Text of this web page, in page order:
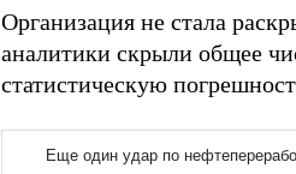
Организация не стала
аналитики скрыли общее
статистическую